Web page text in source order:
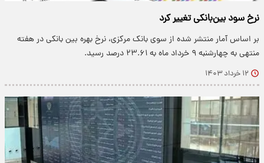
نرخ سود بین‌بانکی تغییر کرد
بر اساس آمار منتشر شده از سوی بانک مرکزی، نرخ بهره بین بانکی در هفته
منتهی به چهارشنبه ۹ خرداد ماه به ۲۳.۶۱ درصد رسید.
۱۲ خرداد ۱۴۰۳